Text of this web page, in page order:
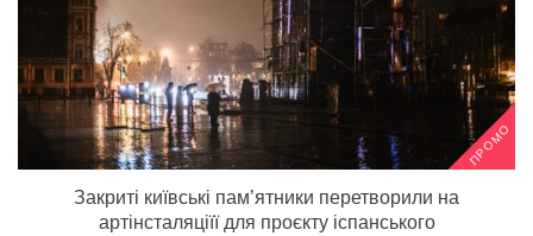
ПРОМО
Закриті київські пам’ятники перетворили на
артінсталяціїї для проєкту іспанського